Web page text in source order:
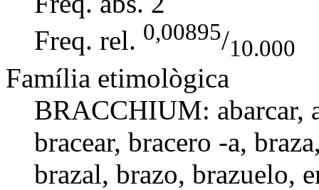
Freq. rel. 0,00895/10.000
Família etimològica
BRACCHIUM: abarcar,
bracear, bracero -a,
brazal, brazo, brazuelo,